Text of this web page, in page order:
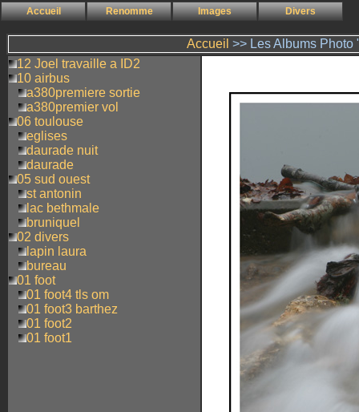
Accueil Renomme Images Divers
Accueil >> Les Albums
12 Joel travaille a ID2
10 airbus
a380premiere sortie
a380premier vol
06 toulouse
eglises
daurade nuit
daurade
05 sud ouest
st antonin
lac bethmale
bruniquel
02 divers
lapin laura
bureau
01 foot
01 foot4 tls om
01 foot3 barthez
01 foot2
01 foot1